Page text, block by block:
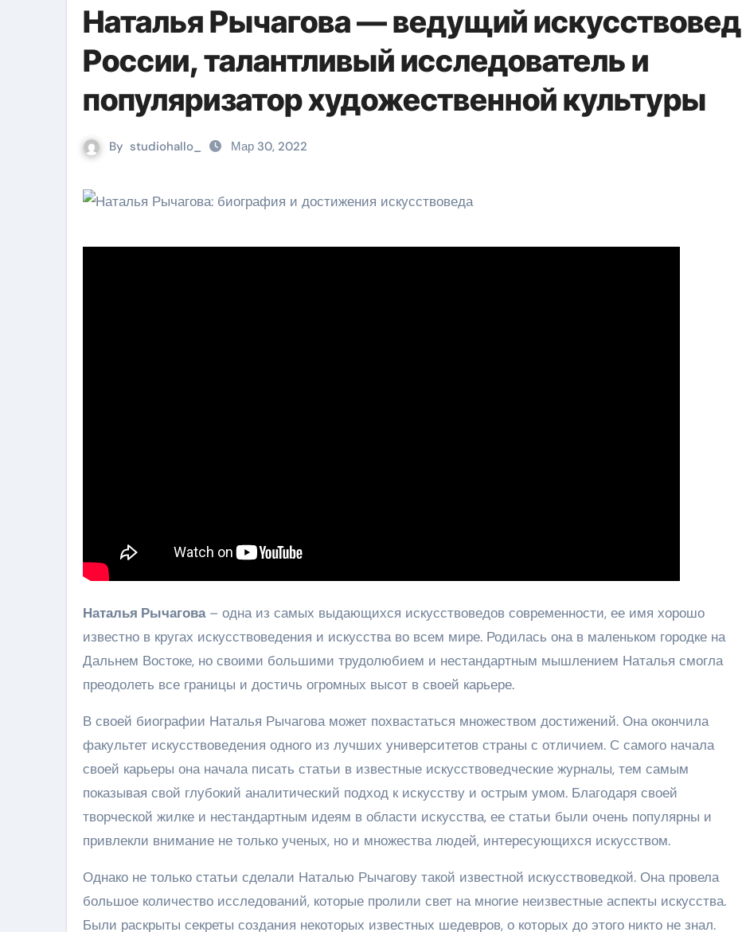
Наталья Рычагова — ведущий искусствовед
России, талантливый исследователь и
популяризатор художественной культуры
By studiohallo_ Мар 30, 2022
Наталья Рычагова– одна из самых выдающихся искусствоведов современности, ее имя хорошо
известно в кругах искусствоведения и искусства во всем мире. Родилась она в маленьком городке на
Дальнем Востоке, но своими большими трудолюбием и нестандартным мышлением Наталья смогла
преодолеть все границы и достичь огромных высот в своей карьере.
В своей биографии Наталья Рычагова может похвастаться множеством достижений. Она окончила
факультет искусствоведения одного из лучших университетов страны с отличием. С самого начала
своей карьеры она начала писать статьи в известные искусствоведческие журналы, тем самым
показывая свой глубокий аналитический подход к искусству и острым умом. Благодаря своей
творческой жилке и нестандартным идеям в области искусства, ее статьи были очень популярны и
привлекли внимание не только ученых, но и множества людей, интересующихся искусством.
Однако не только статьи сделали Наталью Рычагову такой известной искусствоведкой. Она провела
большое количество исследований, которые пролили свет на многие неизвестные аспекты искусства.
Были раскрыты секреты создания некоторых известных шедевров, о которых до этого никто не знал.